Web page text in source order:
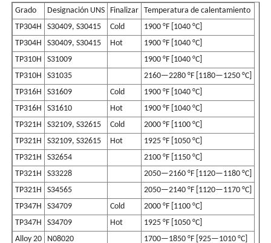
Grado
Designación UNS Finalizar
Temperatura de calentamiento
TP304H
S30409, S30415 Cold
1900 °F [1040 °C]
TP304H
S30409, S30415 Hot
1900 °F [1040 °C]
TP310H
S31009
1900 °F [1040 °C]
TP310H
S31035
2160—2280 °F [1180—1250 °C]
TP316H
S31609 Cold
1900 °F [1040 °C]
TP316H
S31610 Hot
1900 °F [1040 °C]
TP321H
S32109, S32615 Cold
2000 °F [1100 °C]
TP321H
S32109, S32615 Hot
1925 °F [1050 °C]
TP321H
S32654
2100 °F [1150 °C]
TP321H
S33228
2050—2160 °F [1120—1180 °C]
TP321H
S34565
2050—2140 °F [1120—1170 °C]
TP347H
S34709 Cold
2000 °F [1100 °C]
TP347H
S34709 Hot
1925 °F [1050 °C]
Alloy 20
N08020
1700—1850 °F [925—1010 °C]